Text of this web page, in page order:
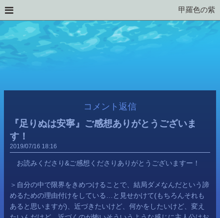
甲羅色の紫
コメント返信
『足りぬは安寧』ご感想ありがとうございま
す！
2019 07 16 18:16
お読みくださり&ご感想くださりありがとうございますー！
＞自分の中で限界をきめつけることで、結局ダメなんだという諦
めるための理由付けをしている…と見せかけて(もちろんそれも
あると思いますが)、近づきたいけど、何かをしたいけど、変え